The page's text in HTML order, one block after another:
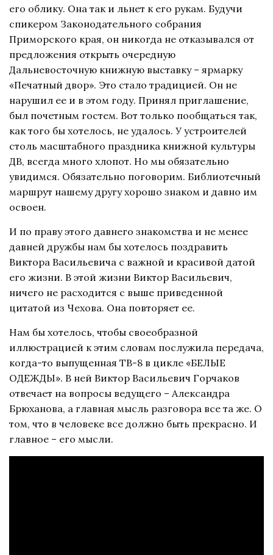
его облику. Она так и льнет к его рукам. Будучи
спикером Законодательного собрания
Приморского края, он никогда не отказывался от
предложения открыть очередную
Дальневосточную книжную выставку – ярмарку
«Печатный двор». Это стало традицией. Он не
нарушил ее и в этом году. Принял приглашение,
был почетным гостем. Вот только пообщаться так,
как того бы хотелось, не удалось. У устроителей
столь масштабного праздника книжной культуры
ДВ, всегда много хлопот. Но мы обязательно
увидимся. Обязательно поговорим. Библиотечный
маршрут нашему другу хорошо знаком и давно им
освоен.
И по праву этого давнего знакомства и не менее
давней дружбы нам бы хотелось поздравить
Виктора Васильевича с важной и красивой датой
его жизни. В этой жизни Виктор Васильевич,
ничего не расходится с выше приведенной
цитатой из Чехова. Она повторяет ее.
Нам бы хотелось, чтобы своеобразной
иллюстрацией к этим словам послужила передача,
когда-то выпущенная ТВ-8 в цикле «БЕЛЫЕ
ОДЕЖДЫ». В ней Виктор Васильевич Горчаков
отвечает на вопросы ведущего – Александра
Брюханова, а главная мысль разговора все та же. О
том, что в человеке все должно быть прекрасно. И
главное – его мысли.